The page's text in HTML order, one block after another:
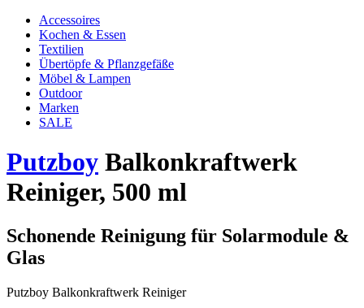
Accessoires
Kochen & Essen
Textilien
Übertöpfe & Pflanzgefäße
Möbel & Lampen
Outdoor
Marken
SALE
Putzboy Balkonkraftwerk
Reiniger, 500 ml
Schonende Reinigung für Solarmodule &
Glas
Putzboy Balkonkraftwerk Reiniger